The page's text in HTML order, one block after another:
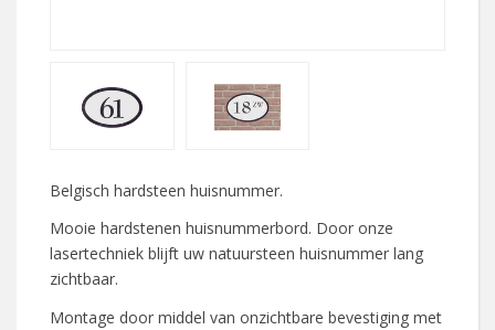
Belgisch hardsteen huisnummer.
Mooie hardstenen huisnummerbord. Door onze
lasertechniek blijft uw natuursteen huisnummer lang
zichtbaar.
Montage door middel van onzichtbare bevestiging met